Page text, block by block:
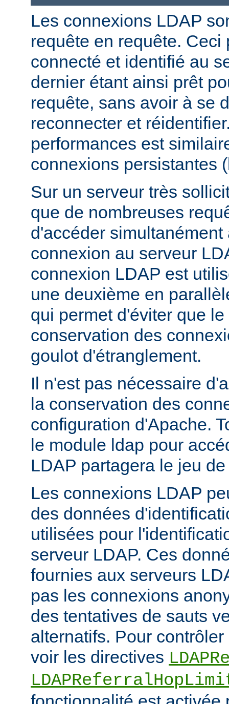
Les connexions LDAP
requête en requête. Ceci
connecté et identifié au
dernier étant ainsi prêt
requête, sans avoir à se
reconnecter et
performances est
connexions persistantes
Sur un serveur très
que de nombreuses
d'accéder simultanément
connexion au serveur
connexion LDAP est
une deuxième en
qui permet d'éviter que
conservation des
goulot d'étranglement.
Il n'est pas nécessaire
la conservation des
configuration d'Apache.
le module ldap pour
LDAP partagera le jeu
Les connexions LDAP
des données
utilisées pour
serveur LDAP. Ces
fournies aux serveurs
pas les connexions
des tentatives de sauts
alternatifs. Pour
voir les directives